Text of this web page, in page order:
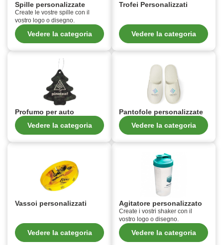
Spille personalizzate
Create le vostre spille con il
vostro logo o disegno.
Vedere la categoria
Trofei Personalizzati
Vedere la categoria
Profumo per auto
Vedere la categoria
Pantofole personalizzate
Vedere la categoria
Vassoi personalizzati
Vedere la categoria
Agitatore personalizzato
Create i vostri shaker con il
vostro logo o disegno.
Vedere la categoria